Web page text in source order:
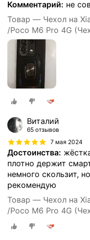
Комментарий: не
Товар — Чехол на
/Poco M6 Pro 4G
противоударный,
Виталий
65 отзывов
7 мая 2024
Достоинства:
плотно держит
немного скользит,
рекомендую
Товар — Чехол на
/Poco M6 Pro 4G
противоударный,